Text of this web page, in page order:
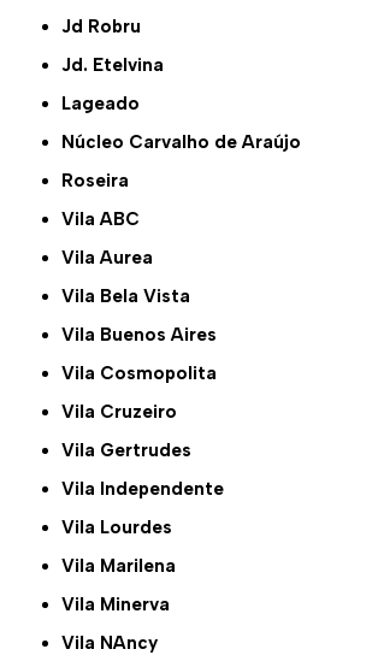
Jd Robru
Jd. Etelvina
Lageado
Núcleo Carvalho de Araújo
Roseira
Vila ABC
Vila Aurea
Vila Bela Vista
Vila Buenos Aires
Vila Cosmopolita
Vila Cruzeiro
Vila Gertrudes
Vila Independente
Vila Lourdes
Vila Marilena
Vila Minerva
Vila NAncy